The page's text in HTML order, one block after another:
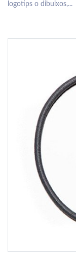
logotips o dibuixos,...